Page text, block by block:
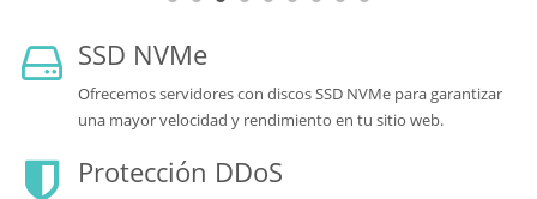
SSD NVMe
Ofrecemos servidores con discos SSD NVMe para garantizar
una mayor velocidad y rendimiento en tu sitio web.
Protección DDoS